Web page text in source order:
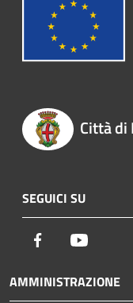
Città
SEGUICI SU
Facebook
AMMINISTRAZIONE